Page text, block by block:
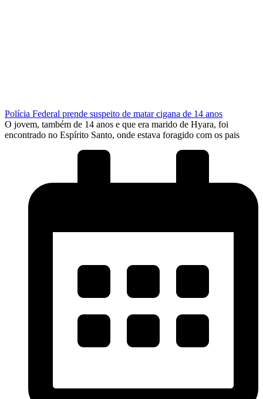
Polícia Federal prende suspeito de matar cigana de 14 anos
O jovem, também de 14 anos e que era marido de Hyara, foi
encontrado no Espírito Santo, onde estava foragido com os pais